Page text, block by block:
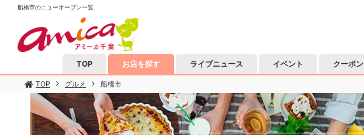
船橋市のニューオープン一覧
TOP お店を探す ライブニュース イベント クーポン
TOP グルメ 船橋市